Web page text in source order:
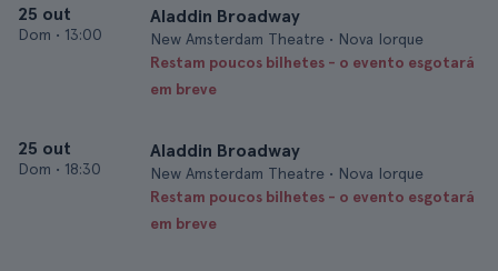
25 out
Dom • 13:00
Aladdin Broadway
New Amsterdam Theatre • Nova Iorque
Restam poucos bilhetes - o evento esgotará
em breve
25 out
Dom • 18:30
Aladdin Broadway
New Amsterdam Theatre • Nova Iorque
Restam poucos bilhetes - o evento esgotará
em breve